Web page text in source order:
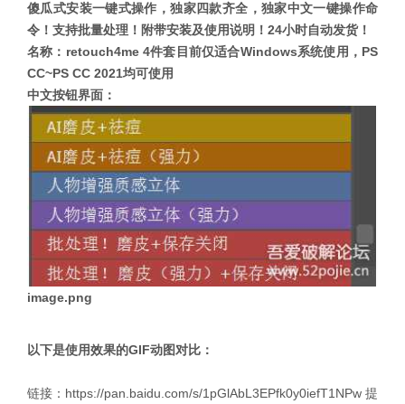
傻瓜式安装一键式操作，独家四款齐全，独家中文一键操作命
令！支持批量处理！附带安装及使用说明！24小时自动发货！
名称：retouch4me 4件套 目前仅适合Windows系统使用， PS
CC~PS CC 2021均可使用
中文按钮界面：
image.png
以下是使用效果的GIF动图对比：
链接：https://pan.baidu.com/s/1pGlAbL3EPfk0y0iefT1NPw 提